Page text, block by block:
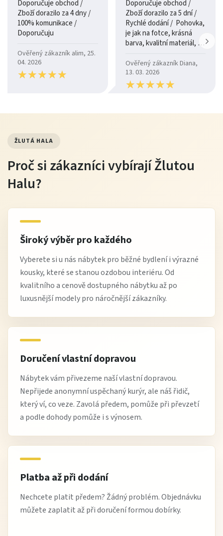
promítá v její životnosti.
Odolnost a životnost:
Navržena tak, aby odolávala
každodennímu používání, zajistí, že váš nábytek
zůstane krásný po mnoho let.
Luxusní vzhled a pocit:
Přináší do vašeho interiéru
nádech elegance a sofistikovanosti s příjemným,
jiné čalouněné prvky, kůže Spessorata je investicí
očekávání. Dopřejte si kousek italského řemesla, které
promění váš domov.
Náš TIP: Vyžádejte si vzorník kůží a vybírejte
odstín v pohodlí vašeho domova!
Chcete se dozvědět více?
Neváhejte nás kontaktovat a my vám rádi poskytneme
další informace nebo vám pomůžeme s výběrem té
správné sedací soupravy.
Doporučuje obchod /
Zboží dorazilo za 4 dny /
100% komunikace /
Doporučuju
Ověřený zákazník alim, 25.
04. 2026
★★★★★
★★★★★
Doporučuje obchod /
Zboží dorazilo za 5 dní /
Rychlé dodání / Pohovka,
je jak na fotce, krásná
barva, kvalitní materiál, a
Ověřený zákazník Diana,
13. 03. 2026
★★★★★
★★★★★
ŽLUTÁ HALA
Proč si zákazníci vybírají Žlutou
Halu?
Široký výběr pro každého
Vyberete si u nás nábytek pro běžné bydlení i výrazné
kousky, které se stanou ozdobou interiéru. Od
kvalitního a cenově dostupného nábytku až po
luxusnější modely pro náročnější zákazníky.
Doručení vlastní dopravou
Nábytek vám přivezeme naší vlastní dopravou.
Nepřijede anonymní uspěchaný kurýr, ale náš řidič,
který ví, co veze. Zavolá předem, pomůže při převzetí
a podle dohody pomůže i s výnosem.
Platba až při dodání
Nechcete platit předem? Žádný problém. Objednávku
můžete zaplatit až při doručení formou dobírky.